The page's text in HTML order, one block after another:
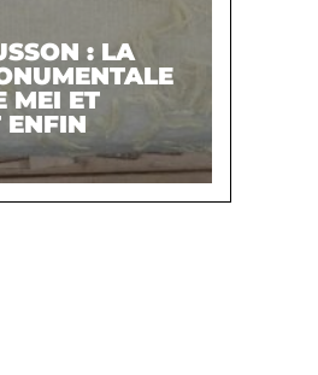
: LA
MEI ET
ENFIN